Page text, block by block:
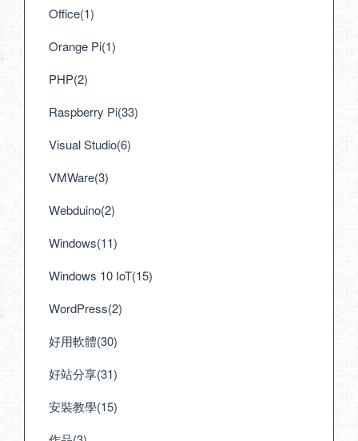
Office(1)
Orange Pi(1)
PHP(2)
Raspberry Pi(33)
Visual Studio(6)
VMWare(3)
Webduino(2)
Windows(11)
Windows 10 IoT(15)
WordPress(2)
好用軟體(30)
好站分享(31)
安裝教學(15)